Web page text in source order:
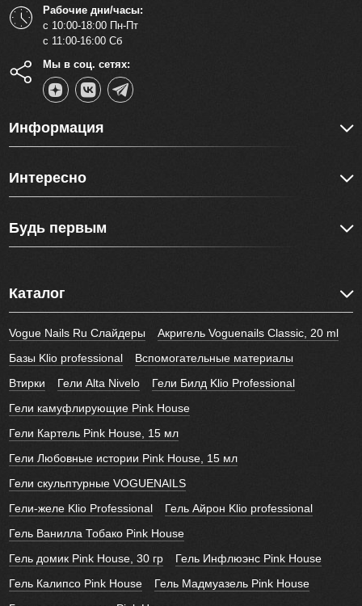
Рабочие дни/часы:
с 10:00-18:00 Пн-Пт
с 11:00-16:00 Сб
Мы в соц. сетях:
Информация
Интересно
Будь первым
Каталог
Vogue Nails Ru Слайдеры
Акригель Voguenails Classic, 20 ml
Базы Klio professional
Вспомогательные материалы
Втирки
Гели Alta Nivelo
Гели Билд Klio Professional
Гели камуфлирующие Pink House
Гели Картель Pink House, 15 мл
Гели Любовные истории Pink House, 15 мл
Гели скульптурные VOGUENAILS
Гели-желе Klio Professional
Гель Айрон Klio professional
Гель Ванилла Тобако Pink House
Гель домик Pink House, 30 гр
Гель Инфлюэнс Pink House
Гель Калипсо Pink House
Гель Мадмуазель Pink House